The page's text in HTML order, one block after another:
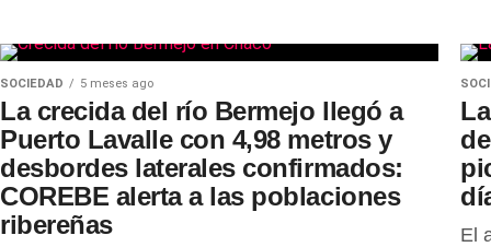
SOCIEDAD 5 meses ago
La crecida del río Bermejo llegó a
Puerto Lavalle con 4,98 metros y
desbordes laterales confirmados:
COREBE alerta a las poblaciones
ribereñas
El